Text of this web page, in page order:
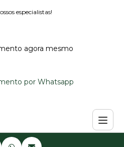
especialistas!
agora mesmo
por Whatsapp